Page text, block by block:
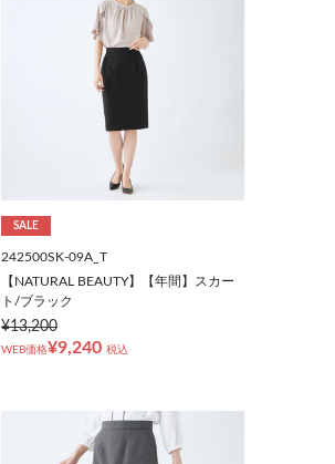
SALE
242500SK-09A_T
【NATURAL BEAUTY】【年間】スカー
ト/ブラック
¥13,200
WEB価格¥9,240 税込